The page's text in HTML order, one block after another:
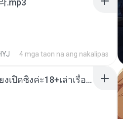
4 mga taon na ang nakalipas
น้องหนิงโดนพ่อเลี้ยงเปิดซิงค่ะ18+เล่าเรื่องเสียว.mp3